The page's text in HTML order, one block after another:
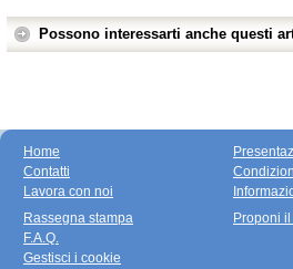
Possono interessarti anche questi
Home
Contatti
Lavora con noi
Rassegna stampa
F.A.Q.
Gestisci i cookie
Proponi